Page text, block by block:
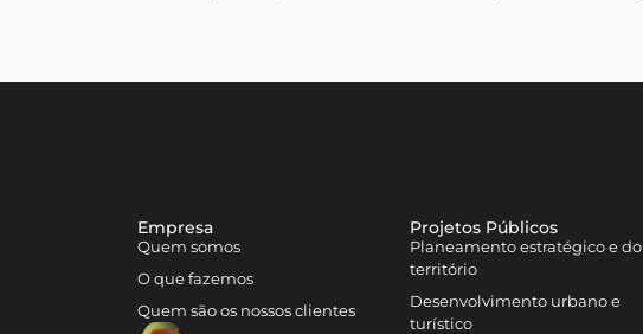
Empresa
Quem somos
O que fazemos
Quem são os nossos clientes
Projetos Públicos
Planeamento estratégico e do
território
Desenvolvimento urbano e
turístico